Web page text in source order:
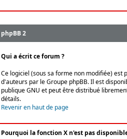
phpBB 2
Qui a écrit ce forum ?
Ce logiciel (sous sa forme non modifiée) est
d'auteurs par leGroupe phpBB. Il est
publique GNU et peut être distribué
détails.
Revenir en haut de page
Pourquoi la fonction X n'est pas